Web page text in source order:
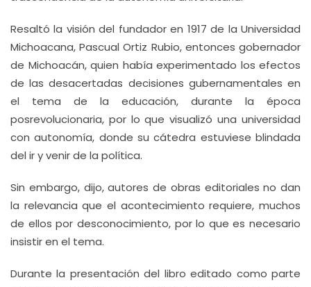
Resaltó la visión del fundador en 1917 de la Universidad
Michoacana, Pascual Ortiz Rubio, entonces gobernador
de Michoacán, quien había experimentado los efectos
de las desacertadas decisiones gubernamentales en
el tema de la educación, durante la época
posrevolucionaria, por lo que visualizó una universidad
con autonomía, donde su cátedra estuviese blindada
del ir y venir de la política.
Sin embargo, dijo, autores de obras editoriales no dan
la relevancia que el acontecimiento requiere, muchos
de ellos por desconocimiento, por lo que es necesario
insistir en el tema.
Durante la presentación del libro editado como parte